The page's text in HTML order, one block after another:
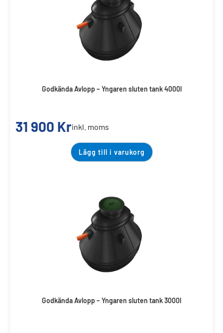
Godkända Avlopp – Yngaren sluten tank 4000l
31 900 Krinkl. moms
Lägg till i varukorg
Godkända Avlopp – Yngaren sluten tank 3000l